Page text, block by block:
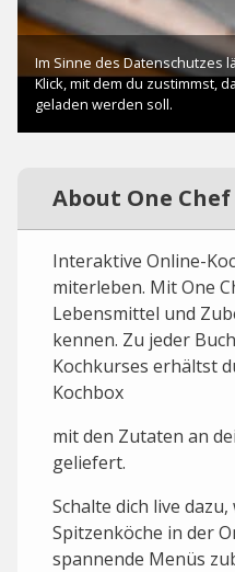
About One Chef
Interaktive Online-
miterleben. Mit One
Lebensmittel und
kennen. Zu jeder
Kochkurses erhältst
Kochbox
mit den Zutaten an
geliefert.
Schalte dich live
Spitzenköche in der
spannende Menüs